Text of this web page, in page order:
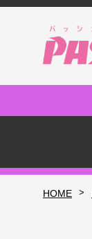
HOME >